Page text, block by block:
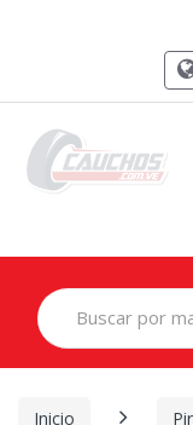
Search
for:
Inicio